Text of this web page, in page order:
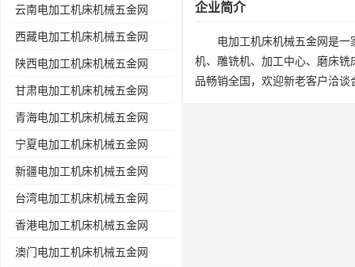
云南电加工机床机械五金网
西藏电加工机床机械五金网
陕西电加工机床机械五金网
甘肃电加工机床机械五金网
青海电加工机床机械五金网
宁夏电加工机床机械五金网
新疆电加工机床机械五金网
台湾电加工机床机械五金网
香港电加工机床机械五金网
澳门电加工机床机械五金网
企业简介
电加工机床机械五金网是
机、雕铣机、加工中心、磨床
品畅销全国，欢迎新老客户洽谈